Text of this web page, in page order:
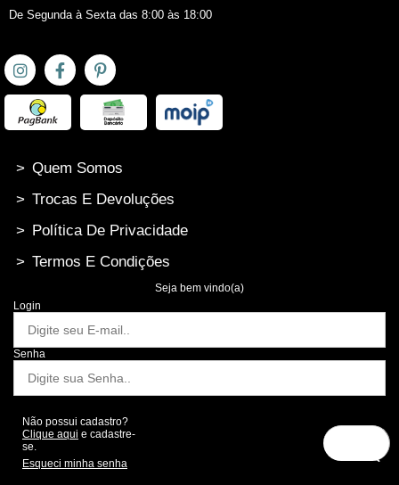
De Segunda à Sexta das 8:00 às 18:00
> Quem Somos
> Trocas E Devoluções
> Política De Privacidade
> Termos E Condições
Seja bem vindo(a)
Login
Senha
Não possui cadastro?
Clique aqui e cadastre-
se.
Esqueci minha senha